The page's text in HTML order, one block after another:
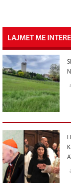
LAJMET ME